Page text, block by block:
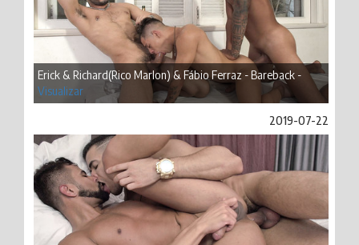
Erick & Richard(Rico Marlon) & Fábio Ferraz - Bareback -
Visualizar
2019-07-22